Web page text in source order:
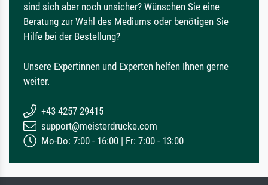
sind sich aber noch unsicher? Wünschen Sie eine
Beratung zur Wahl des Mediums oder benötigen Sie
Hilfe bei der Bestellung?
Unsere Expertinnen und Experten helfen Ihnen gerne
weiter.
+43 4257 29415
support@meisterdrucke.com
Mo-Do: 7:00 - 16:00 | Fr: 7:00 - 13:00